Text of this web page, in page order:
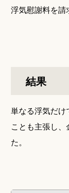
浮気慰謝料を請
結果
単なる浮気だ
ことも主張し
た。